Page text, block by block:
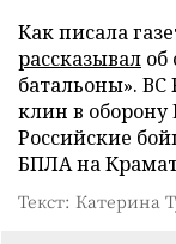
Как писала
рассказывал об
батальоны». ВС
клин в оборону
Российские
БПЛА на
Текст: Катерина